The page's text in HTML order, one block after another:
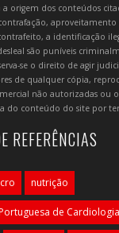
origem dos conteúdos
a identificação
são puníveis
se o direito de agir
de qualquer cópia,
não autorizadas ou
do conteúdo do site por
REFERÊNCIAS
nutrição
de Cardiologia